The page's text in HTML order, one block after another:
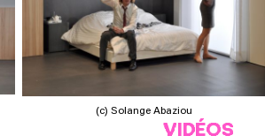
(c) Solange Abaziou
VIDÉOS